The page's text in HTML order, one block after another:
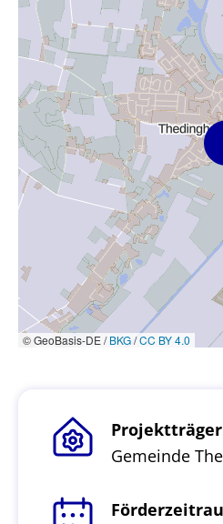
© GeoBasis-DE /BKG/CC BY 4.0
Projektträger
Gemeinde